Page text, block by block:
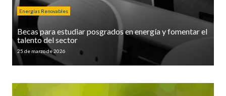
Energías Renovables
Becas para estudiar posgrados en energía y fomentar el
talento del sector
25 de marzo de 2026